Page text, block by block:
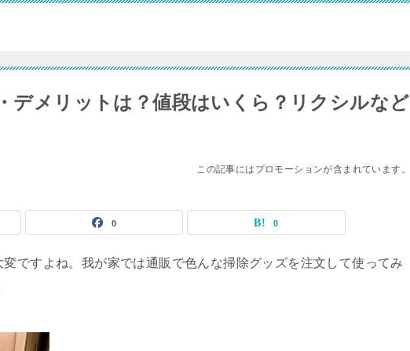
デメリットは？値段はいくら？リクシルなど
この記事にはプロモーションが含まれています。
0 0
ですよね。我が家では通販で色んな掃除グッズを注文して使ってみ